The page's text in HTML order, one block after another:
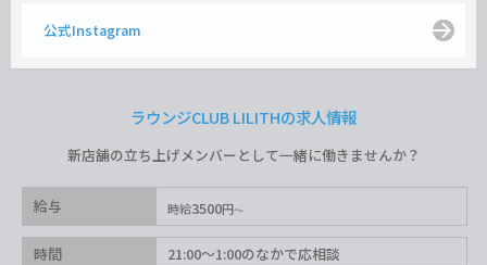
公式Instagram
ラウンジCLUB LILITHの求人情報
新店舗の立ち上げメンバーとして一緒に働きませんか？
給与 時給3500円
時間 21:00〜1:00のなかで応相談